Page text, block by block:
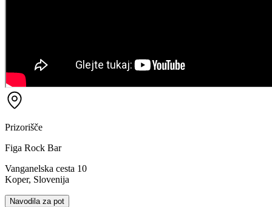
Prizorišče
Figa Rock Bar
Vanganelska cesta 10
Koper, Slovenija
Navodila za pot